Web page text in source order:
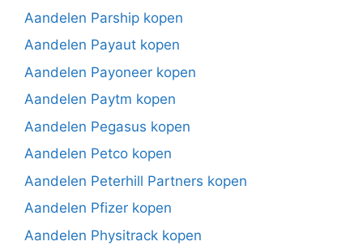
Aandelen Parship kopen
Aandelen Payaut kopen
Aandelen Payoneer kopen
Aandelen Paytm kopen
Aandelen Pegasus kopen
Aandelen Petco kopen
Aandelen Peterhill Partners kopen
Aandelen Pfizer kopen
Aandelen Physitrack kopen